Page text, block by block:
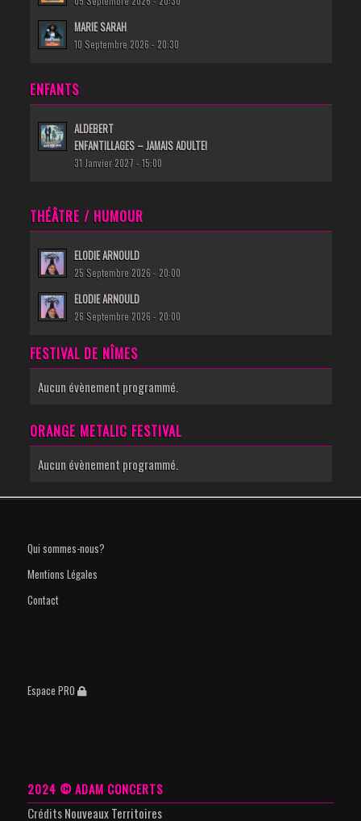
MARIE SARAH
10 Septembre 2026 - 20:30
ENFANTS
ALDEBERT
ENFANTILLAGES – JAMAIS ADULTE!
31 Janvier 2027 - 15:00
THÉÂTRE / HUMOUR
ELODIE ARNOULD
25 Septembre 2026 - 20:00
ELODIE ARNOULD
26 Septembre 2026 - 20:00
FESTIVAL DE NÎMES
Aucun évènement programmé.
ORANGE METALIC FESTIVAL
Aucun évènement programmé.
Qui sommes-nous?
Mentions Légales
Contact
Espace PRO
2024 © ADAM CONCERTS
CréditsNouveaux Territoires